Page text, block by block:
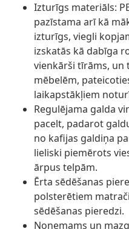
Izturīgs materiāls:
pazīstama arī kā
izturīgs, viegli
izskatās kā dabīga
vienkārši tīrāms, un
mēbelēm,
laikapstākļiem
Regulējama galda
pacelt, padarot
no kafijas galdiņa
lieliski piemērots
ārpus telpām.
Ērta sēdēšanas
polsterētiem
sēdēšanas pieredzi.
Noņemams un